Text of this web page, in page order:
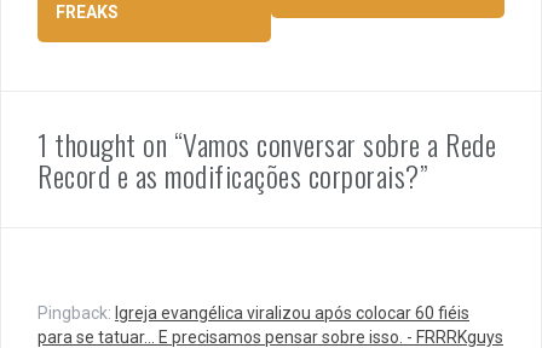
posts
FREAKS
1 thought on “Vamos conversar sobre a Rede
Record e as modificações corporais?”
Pingback: Igreja evangélica viralizou após colocar 60 fiéis
para se tatuar... E precisamos pensar sobre isso. - FRRRKguys